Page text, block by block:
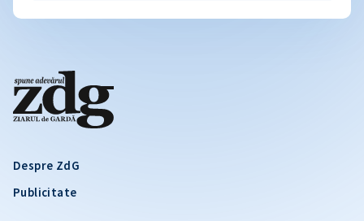
Despre ZdG
Publicitate